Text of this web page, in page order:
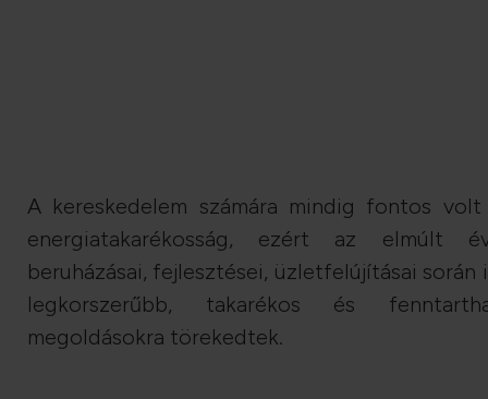
A kereskedelem számára mindig fontos volt
energiatakarékosság, ezért az elmúlt
beruházásai, fejlesztései, üzletfelújításai során
legkorszerűbb, takarékos és
megoldásokra törekedtek.